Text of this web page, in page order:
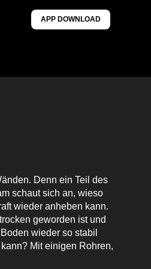
APP DOWNLOAD
Denn ein Teil des
schaut sich an, wieso
wieder anheben kann.
geworden ist und
wieder so stabil
Mit einigen Rohren,